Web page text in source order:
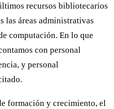
recursos bibliotecarios
las áreas administrativas
computación. En lo que
con personal
y personal
formación y crecimiento, el